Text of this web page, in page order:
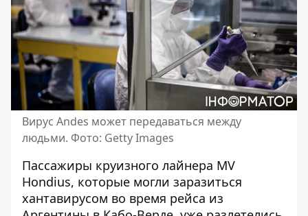
Вирус Andes может передаваться между
людьми. Фото: Getty Images
Пассажиры круизного лайнера MV
Hondius, которые могли заразиться
хантавирусом во время рейса из